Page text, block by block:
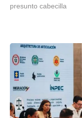
presunto cabecilla